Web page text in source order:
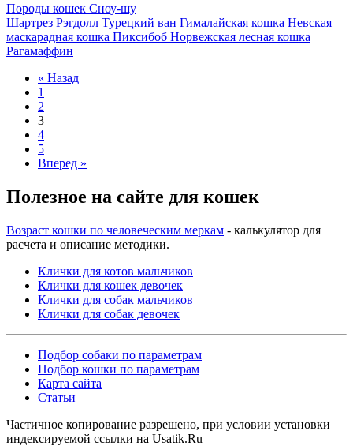
Породы кошек Сноу-шу
Шартрез Рэгдолл Турецкий ван Гималайская кошка Невская
маскарадная кошка Пиксибоб Норвежская лесная кошка
Рагамаффин
« Назад
1
2
3
4
5
Вперед »
Полезное на сайте для кошек
Возраст кошки по человеческим меркам - калькулятор для
расчета и описание методики.
Клички для котов мальчиков
Клички для кошек девочек
Клички для собак мальчиков
Клички для собак девочек
Подбор собаки по параметрам
Подбор кошки по параметрам
Карта сайта
Статьи
Частичное копирование разрешено, при условии установки
индексируемой ссылки на Usatik.Ru